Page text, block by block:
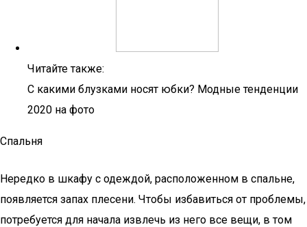
Читайте также:
С какими блузками носят юбки? Модные тенденции
2020 на фото
Спальня
Нередко в шкафу с одеждой, расположенном в спальне,
появляется запах плесени. Чтобы избавиться от проблемы,
потребуется для начала извлечь из него все вещи, в том